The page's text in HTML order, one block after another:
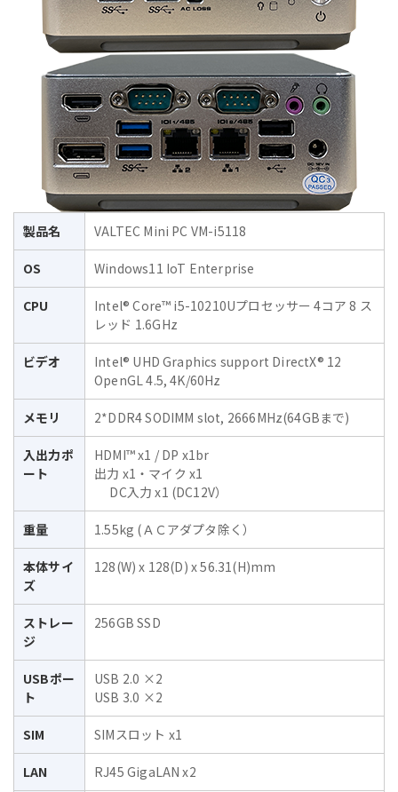
製品名 VALTEC Mini PC VM-i5118
OS Windows11 IoT Enterprise
CPU
Intel® Core™ i5-10210Uプロセッサー 4コア 8 ス
レッド 1.6GHz
ビデオ
Intel® UHD Graphics support DirectX® 12
OpenGL 4.5, 4K/60Hz
メモリ 2*DDR4 SODIMM slot, 2666MHz(64GBまで)
入出力ポ
ート
HDMI™ x1 / DP x1br
出力 x1・マイク x1
DC入力 x1 (DC12V）
重量 1.55kg (ＡＣアダプタ除く）
本体サイ
ズ
128(W) x 128(D) x 56.31(H)mm
ストレー
ジ
256GB SSD
USBポー
ト
USB 2.0 ×2
USB 3.0 ×2
SIM SIMスロット x1
LAN RJ45 GigaLAN x2